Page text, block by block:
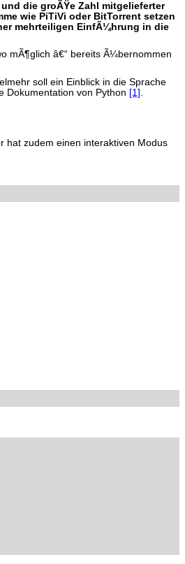
die groÃŸe Zahl mitgelieferter
wie PiTiVi oder BitTorrent setzen
mehrteiligen EinfÃ¼hrung in die
mÃ¶glich â€“ bereits Ã¼bernommen
soll ein Einblick in die Sprache
Dokumentation von Python [1]
hat zudem einen interaktiven Modus